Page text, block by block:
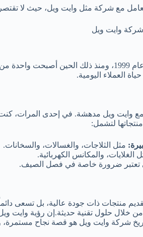
مع شركة مثل وايت ويل، حيث لا
تأسست شركة وايت ويل عام 1999، ومنذ
العملاء اليومية.
وايت ويل مدهشة. في إحدى المرات، كنت
لتشمل:
مثل الثلاجات، والغسالات، والسخانات.
الغلايات، والمكانس الكهربائية.
تعتبر ضرورة خاصة في فصل الصيف.
منتجات ذات جودة عالية، بل تسعى
خلال حلول تقنية حديثة.إن رؤية وايت
شركة وايت ويل هو قصة نجاح مستمرة،